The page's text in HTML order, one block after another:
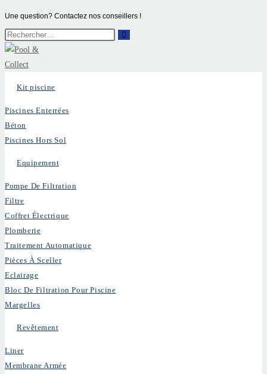
Une question? Contactez nos conseillers !
Kit piscine
Piscines Enterrées
Béton
Piscines Hors Sol
Equipement
Pompe De Filtration
Filtre
Coffret Électrique
Plomberie
Traitement Automatique
Pièces À Sceller
Eclairage
Bloc De Filtration Pour Piscine
Margelles
Revêtement
Liner
Membrane Armée